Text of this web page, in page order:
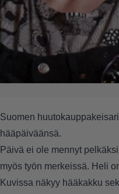
Suomen
hääpäiväänsä.
Päivä ei ole mennyt
myös työn merkeissä. Heli
Kuvissa näkyy hääkakku